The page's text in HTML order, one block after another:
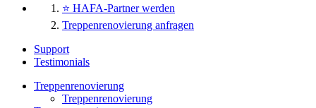
⭐ HAFA-Partner werden
Treppenrenovierung anfragen
Support
Testimonials
Treppenrenovierung
Treppenrenovierung